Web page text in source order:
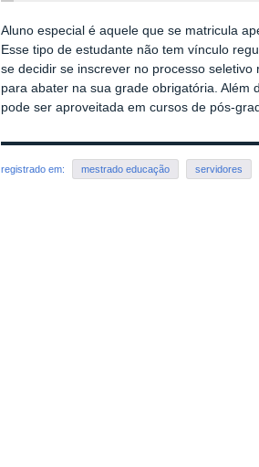
Aluno especial é aquele que se matricula
Esse tipo de estudante não tem vínculo
se decidir se inscrever no processo
para abater na sua grade obrigatória. Além
pode ser aproveitada em cursos de pós-
registrado em: mestrado educação servidores